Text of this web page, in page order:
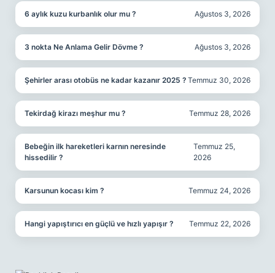
6 aylık kuzu kurbanlık olur mu ? Ağustos 3, 2026
3 nokta Ne Anlama Gelir Dövme ? Ağustos 3, 2026
Şehirler arası otobüs ne kadar kazanır 2025 ? Temmuz 30, 2026
Tekirdağ kirazı meşhur mu ? Temmuz 28, 2026
Bebeğin ilk hareketleri karnın neresinde
hissedilir ?
Temmuz 25,
2026
Karsunun kocası kim ? Temmuz 24, 2026
Hangi yapıştırıcı en güçlü ve hızlı yapışır ? Temmuz 22, 2026